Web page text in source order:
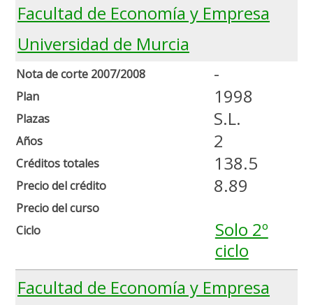
Facultad de Economía y Empresa
Universidad de Murcia
Nota de corte 2007/2008
Plan
Plazas
Años
Créditos totales
Precio del crédito
Precio del curso
Ciclo
-
1998
S.L.
2
138.5
8.89
Solo 2º
ciclo
Facultad de Economía y Empresa